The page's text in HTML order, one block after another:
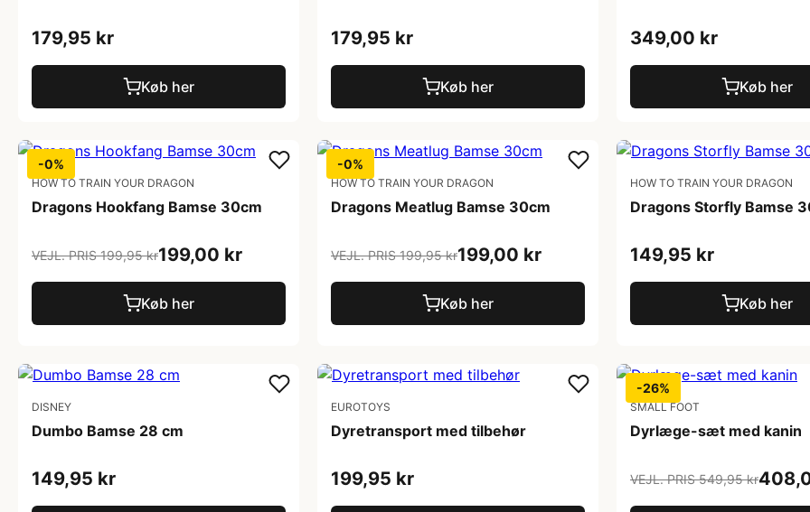
179,95 kr
Køb her
179,95 kr
Køb her
349,00 kr
Køb her
-0%
HOW TO TRAIN YOUR DRAGON
Dragons Hookfang Bamse 30cm
VEJL. PRIS 199,95 kr199,00 kr
Køb her
-0%
HOW TO TRAIN YOUR DRAGON
Dragons Meatlug Bamse 30cm
VEJL. PRIS 199,95 kr199,00 kr
Køb her
HOW TO TRAIN YOUR DRAGON
Dragons Storfly Bamse
149,95 kr
Køb her
DISNEY
Dumbo Bamse 28 cm
149,95 kr
EUROTOYS
Dyretransport med tilbehør
199,95 kr
-26%
SMALL FOOT
Dyrlæge-sæt med kanin
VEJL. PRIS 549,95 kr